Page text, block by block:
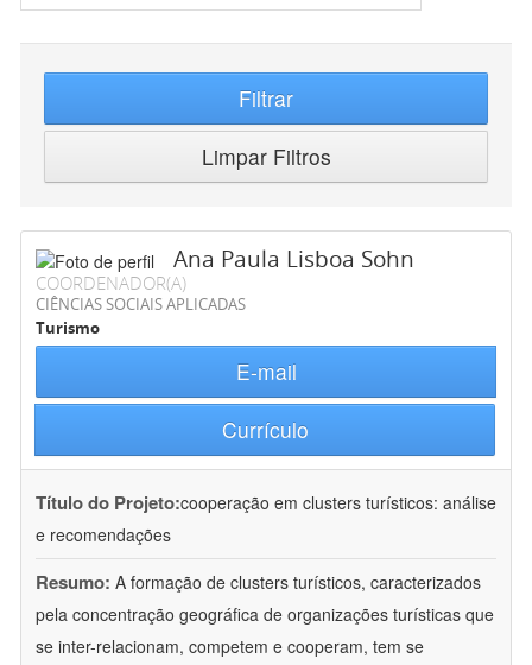
Filtrar
Limpar Filtros
Ana Paula Lisboa Sohn
COORDENADOR(A)
CIÊNCIAS SOCIAIS APLICADAS
Turismo
E-mail
Currículo
Título do Projeto:cooperação em clusters turísticos: análise
e recomendações
Resumo: A formação de clusters turísticos, caracterizados
pela concentração geográfica de organizações turísticas que
se inter-relacionam, competem e cooperam, tem se